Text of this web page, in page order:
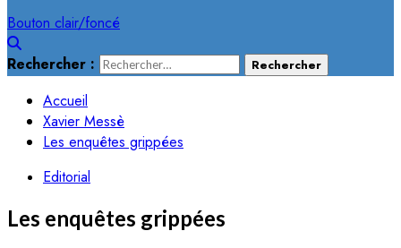
Bouton clair/foncé
Rechercher :
Accueil
Xavier Messè
Les enquêtes grippées
Editorial
Les enquêtes grippées